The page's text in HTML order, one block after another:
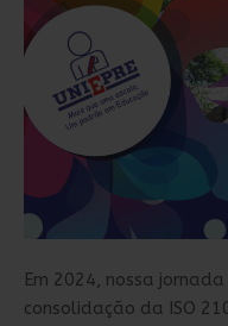
Em 2024, nossa
consolidação da ISO